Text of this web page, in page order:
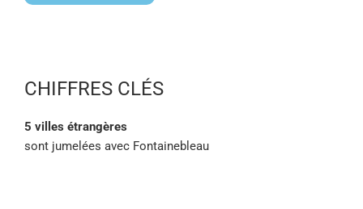
CHIFFRES CLÉS
5 villes étrangères
sont jumelées avec Fontainebleau